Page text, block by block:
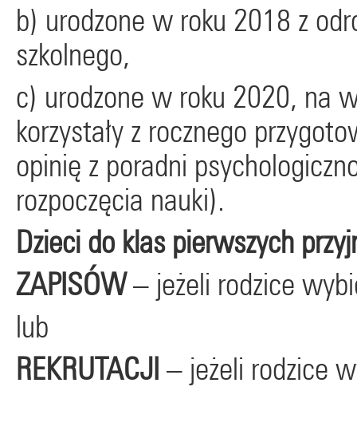
b) urodzone w roku 2018 z
szkolnego,
c) urodzone w roku 2020, na
korzystały z rocznego
opinię z poradni
rozpoczęcia nauki).
Dzieci do klas pierwszych
ZAPISÓW– jeżeli rodzice
lub
REKRUTACJI – jeżeli rodzice